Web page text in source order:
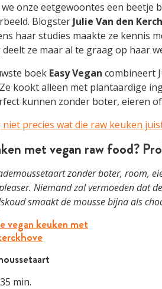
onze eetgewoontes een beetje
Blogster Julie Van den
haar studies maakte ze kennis
ze maar al te graag op haar
boek Easy Vegan combineert
kookt alleen met plantaardige
kunnen zonder boter, eieren
precies wat die raw keuken
met vegan raw food?
zonder boter, room,
Niemand zal vermoeden dat
smaakt de mousse bijna als
min.